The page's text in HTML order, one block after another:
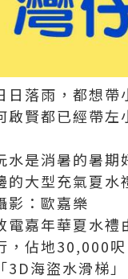
日落雨，都想帶
啟賢都已經帶左
水是消暑的暑期
的大型充氣夏水
影：歐嘉樂
電嘉年華夏水
，佔地30,000
「3D海盜水滑梯